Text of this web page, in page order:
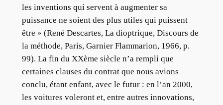
les inventions qui servent à augmenter sa
puissance ne soient des plus utiles qui puissent
être » (René Descartes, La dioptrique, Discours de
la méthode, Paris, Garnier Flammarion, 1966, p.
99). La fin du XXème siècle n’a rempli que
certaines clauses du contrat que nous avions
conclu, étant enfant, avec le futur : en l’an 2000,
les voitures voleront et, entre autres innovations,